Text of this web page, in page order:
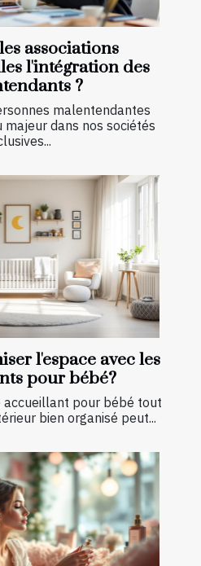
associations
l'intégration des
?
malentendantes
dans nos sociétés
l'espace avec les
pour bébé?
accueillant pour bébé tout
bien organisé peut...